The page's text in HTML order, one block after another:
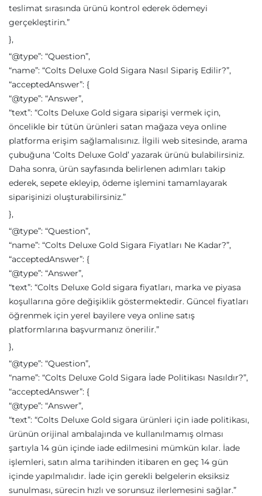
teslimat sırasında ürünü kontrol ederek ödemeyi
gerçekleştirin.”
},
“@type”: “Question”,
“name”: “Colts Deluxe Gold Sigara Nasıl Sipariş Edilir?”,
“acceptedAnswer”: {
“@type”: “Answer”,
“text”: “Colts Deluxe Gold sigara siparişi vermek için,
öncelikle bir tütün ürünleri satan mağaza veya online
platforma erişim sağlamalısınız. İlgili web sitesinde, arama
çubuğuna ‘Colts Deluxe Gold’ yazarak ürünü bulabilirsiniz.
Daha sonra, ürün sayfasında belirlenen adımları takip
ederek, sepete ekleyip, ödeme işlemini tamamlayarak
siparişinizi oluşturabilirsiniz.”
},
“@type”: “Question”,
“name”: “Colts Deluxe Gold Sigara Fiyatları Ne Kadar?”,
“acceptedAnswer”: {
“@type”: “Answer”,
“text”: “Colts Deluxe Gold sigara fiyatları, marka ve piyasa
koşullarına göre değişiklik göstermektedir. Güncel fiyatları
öğrenmek için yerel bayilere veya online satış
platformlarına başvurmanız önerilir.”
},
“@type”: “Question”,
“name”: “Colts Deluxe Gold Sigara İade Politikası Nasıldır?”,
“acceptedAnswer”: {
“@type”: “Answer”,
“text”: “Colts Deluxe Gold sigara ürünleri için iade politikası,
ürünün orijinal ambalajında ve kullanılmamış olması
şartıyla 14 gün içinde iade edilmesini mümkün kılar. İade
işlemleri, satın alma tarihinden itibaren en geç 14 gün
içinde yapılmalıdır. İade için gerekli belgelerin eksiksiz
sunulması, sürecin hızlı ve sorunsuz ilerlemesini sağlar.”